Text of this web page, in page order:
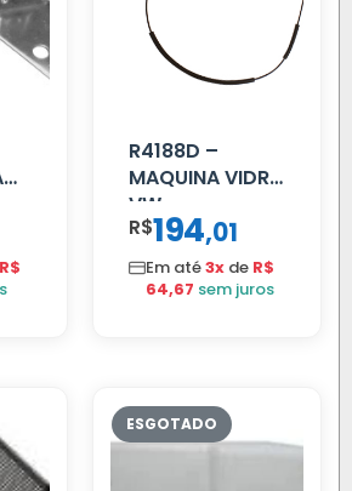
R$
R4188D –
MAQUINA VIDRO
VW
CONSTELLATION
MANUAL LD
R$194,01
Em até3x de R$
64,67 sem juros